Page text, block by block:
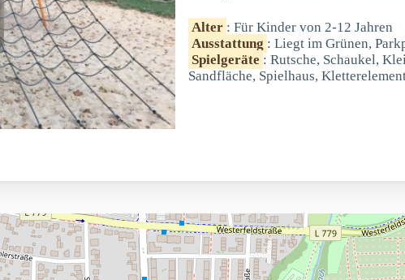
Alter : Für Kinder von 2-12 Jahren
Ausstattung : Liegt im Grünen,
Spielgeräte : Rutsche, Schaukel,
Sandfläche, Spielhaus,